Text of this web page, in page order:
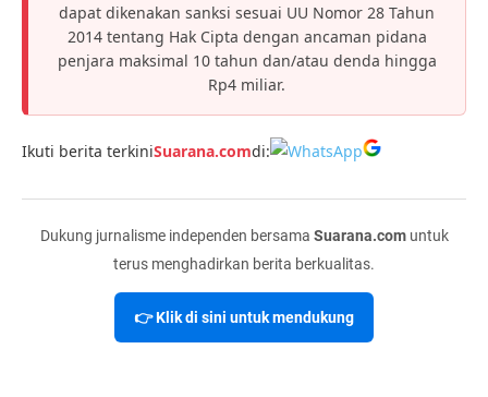
dapat dikenakan sanksi sesuai UU Nomor 28 Tahun
2014 tentang Hak Cipta dengan ancaman pidana
penjara maksimal 10 tahun dan/atau denda hingga
Rp4 miliar.
Ikuti berita terkiniSuarana.comdi:
Dukung jurnalisme independen bersama Suarana.comuntuk
terus menghadirkan berita berkualitas.
👉 Klik di sini untuk mendukung